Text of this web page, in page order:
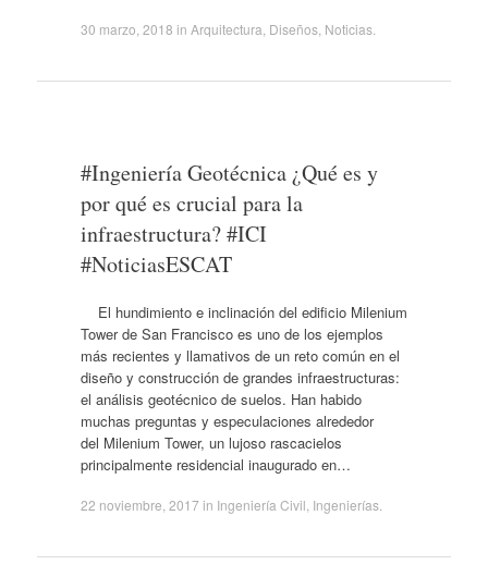
30 marzo, 2018 in Arquitectura Diseños, Noticias.
#Ingeniería Geotécnica ¿Qué es y
por qué es crucial para la
infraestructura? #ICI
#NoticiasESCAT
El hundimiento e inclinación del edificio Milenium
Tower de San Francisco es uno de los ejemplos
más recientes y llamativos de un reto común en el
diseño y construcción de grandes infraestructuras:
el análisis geotécnico de suelos. Han habido
muchas preguntas y especulaciones alrededor
del Milenium Tower, un lujoso rascacielos
principalmente residencial inaugurado en…
22 noviembre, 2017 in Ingeniería Civil Ingenierías.